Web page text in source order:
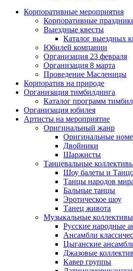
Корпоративные мероприятия
Корпоративные
Выездные квесты
Каталог выездных
Юбилей компании
Организация 23 февраля
Организация 8 марта
Проведение Масленицы
Корпоратив на природе
Организация тимбилдинга
Каталог программ
Организация юбилея
Артисты на мероприятие
Оригинальный жанр
Оригинальные
Двойники
Шаржисты
Танцевальные
Шоу балеты и
Танцы народов
Бальные танцы
Эротическое шоу
Танец живота
Музыкальные коллективы
Русские народные
Ансамбли
Цыганские
Джазовые
Кавер группы